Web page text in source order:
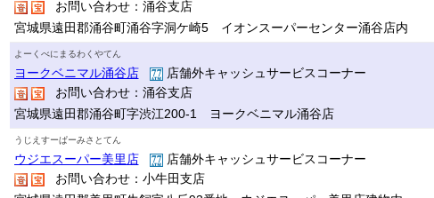
お問い合わせ：涌谷支店
宮城県遠田郡涌谷町涌谷字洞ケ崎5 イオンスーパーセンター涌谷店内
よーくべにまるわくやてん
ヨークベニマル涌谷店
店舗外キャッシュサービスコーナー
お問い合わせ：涌谷支店
宮城県遠田郡涌谷町字渋江200-1 ヨークベニマル涌谷店
うじえすーぱーみさとてん
ウジエスーパー美里店
店舗外キャッシュサービスコーナー
お問い合わせ：小牛田支店